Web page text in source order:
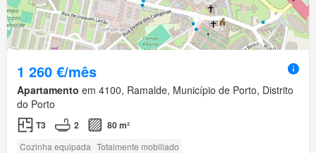
1 260 €/mês
Apartamento em 4100, Ramalde, Município de Porto, Distrito
do Porto
T3 2 80 m²
Cozinha equipada Totalmente mobiliado